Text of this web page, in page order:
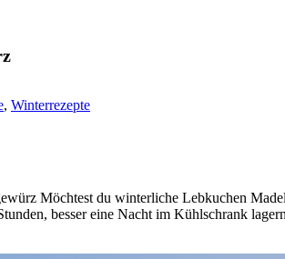
, Winterrezepte
Möchtest du winterliche Lebkuchen
besser eine Nacht im Kühlschrank